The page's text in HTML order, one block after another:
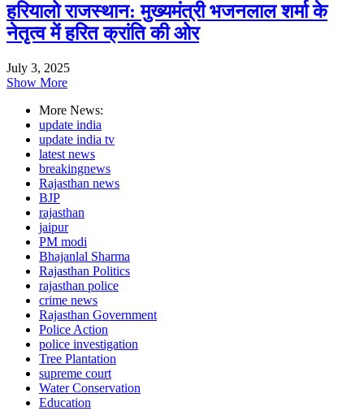
हरियालो राजस्थान: मुख्यमंत्री भजनलाल शर्मा के
नेतृत्व में हरित क्रांति की ओर
July 3, 2025
Show More
More News:
update india
update india tv
latest news
breakingnews
Rajasthan news
BJP
rajasthan
jaipur
PM modi
Bhajanlal Sharma
Rajasthan Politics
rajasthan police
crime news
Rajasthan Government
Police Action
police investigation
Tree Plantation
supreme court
Water Conservation
Education